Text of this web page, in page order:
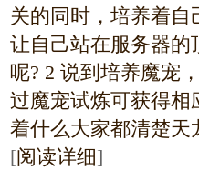
关的同时，培养着
让自己站在服务器的
呢? 2 说到培养魔宠
过魔宠试炼可获得相
着什么大家都清楚天
[阅读详细]